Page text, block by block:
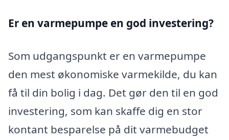
Er en varmepumpe en god investering?
Som udgangspunkt er en varmepumpe
den mest økonomiske varmekilde, du kan
få til din bolig i dag. Det gør den til en god
investering, som kan skaffe dig en stor
kontant besparelse på dit varmebudget